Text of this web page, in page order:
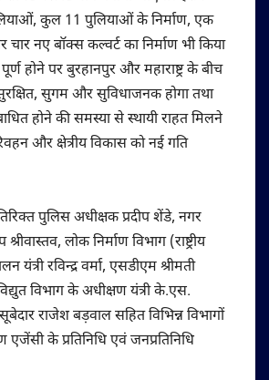
कुल 11 पुलियाओं के निर्माण, एक
नए बॉक्स कल्वर्ट का निर्माण भी किया
होने पर बुरहानपुर और महाराष्ट्र के बीच
सुगम और सुविधाजनक होगा तथा
होने की समस्या से स्थायी राहत मिलने
और क्षेत्रीय विकास को नई गति
पुलिस अधीक्षक प्रदीप शेंडे, नगर
लोक निर्माण विभाग (राष्ट्रीय
यंत्री रविन्द्र वर्मा, एसडीएम श्रीमती
विभाग के अधीक्षण यंत्री के.एस.
राजेश बड़वाल सहित विभिन्न विभागों
एजेंसी के प्रतिनिधि एवं जनप्रतिनिधि